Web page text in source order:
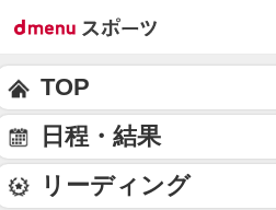
TOP
日程・結果
リーディング